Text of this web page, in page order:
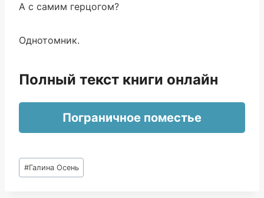
А с самим герцогом?
Однотомник.
Полный текст книги онлайн
Пограничное поместье
Метки
записи:
#Галина Осень